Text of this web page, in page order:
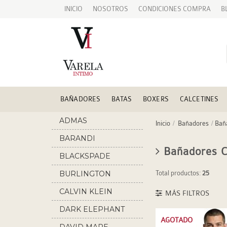
INICIO NOSOTROS CONDICIONES COMPRA
BAÑADORES BATAS BOXERS CALCETINES
ADMAS
BARANDI
BLACKSPADE
BURLINGTON
CALVIN KLEIN
DARK ELEPHANT
Inicio Bañadores
Bañadores
Total productos: 25
MÁS FILTROS
AGOTADO